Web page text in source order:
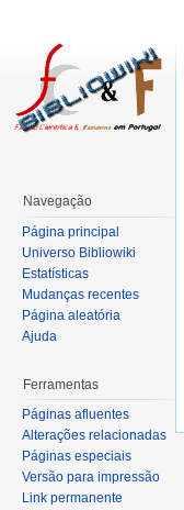
Navegação
Página principal
Universo Bibliowiki
Estatísticas
Mudanças recentes
Página aleatória
Ajuda
Ferramentas
Páginas afluentes
Alterações relacionadas
Páginas especiais
Versão para impressão
Link permanente